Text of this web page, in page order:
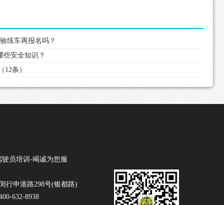
练车再报名吗？
些安全知识？
条）
员培训-竭诚为您服
行申港路298号(银都路)
632-8938